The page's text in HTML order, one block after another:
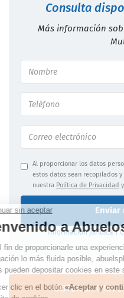
Consulta
Más información
Al proporcionar los datos
estos datos sean recopilados
nuestra Política de Privacidad
Enviar
Información jurídica|
OBTENGA UNA